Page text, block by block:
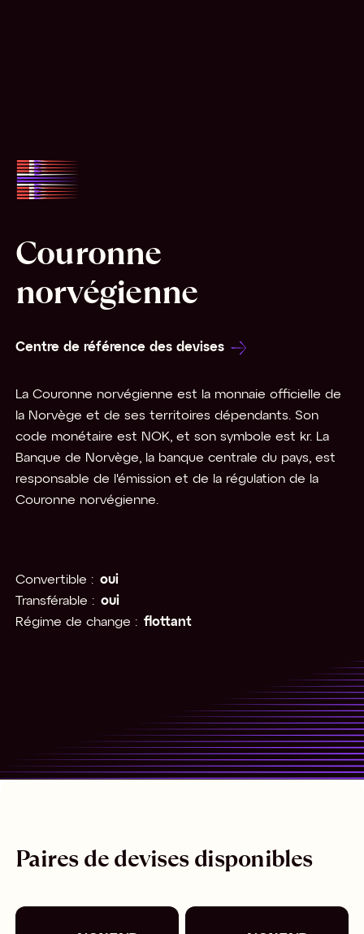
Couronne
norvégienne
Centre de référence des devises
La Couronne norvégienne est la monnaie officielle de
la Norvège et de ses territoires dépendants. Son
code monétaire est NOK, et son symbole est kr. La
Banque de Norvège, la banque centrale du pays, est
responsable de l'émission et de la régulation de la
Couronne norvégienne.
Convertible : oui
Transférable : oui
Régime de change : flottant
Paires de devises disponibles